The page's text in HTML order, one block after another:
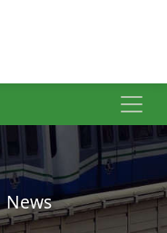
News